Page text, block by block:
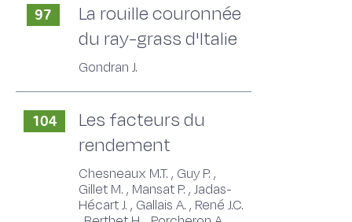
97
La rouille couronnée
du ray-grass d'Italie
Gondran J.
104
Les facteurs du
rendement
Chesneaux M.T. , Guy P. ,
Gillet M. , Mansat P. , Jadas-
Hécart J. , Gallais A. , René J.C.